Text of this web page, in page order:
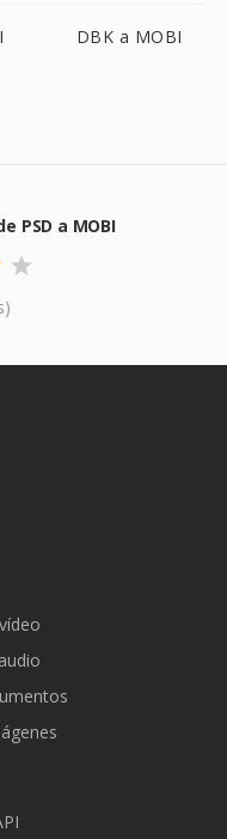
DBK a MOBI
PSD a MOBI